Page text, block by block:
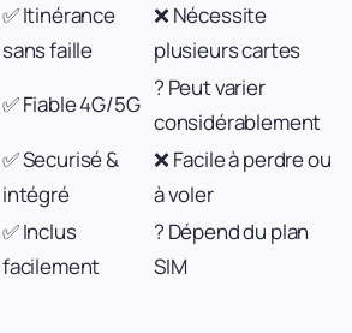
✅ Itinérance
sans faille
❌ Nécessite
plusieurs cartes
✅ Fiable 4G/5G
? Peut varier
considérablement
✅ Securisé &
intégré
❌ Facile à perdre ou
à voler
✅ Inclus
facilement
? Dépend du plan
SIM